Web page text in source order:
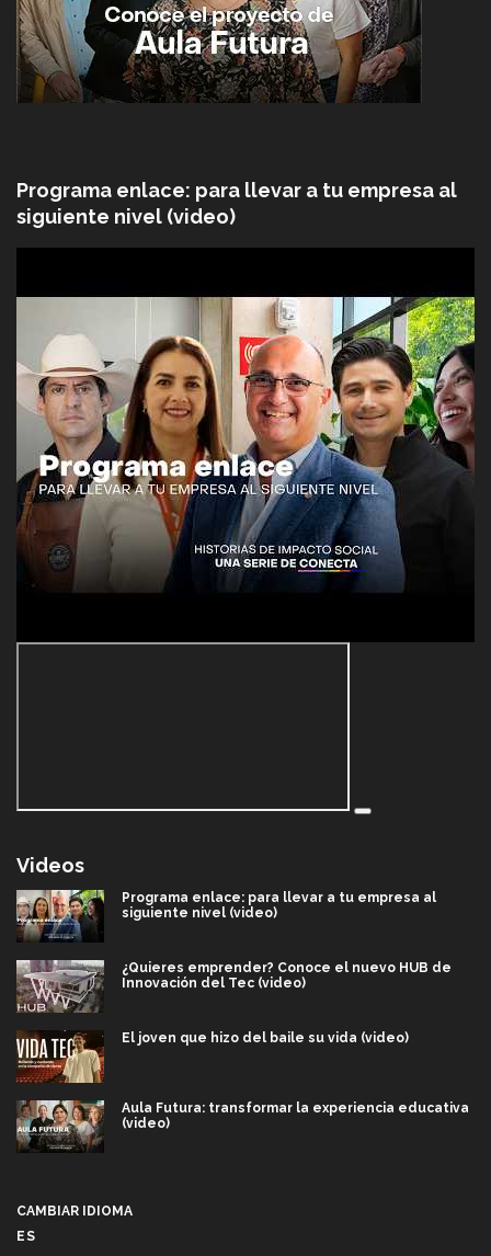
Programa enlace: para llevar a tu empresa al
siguiente nivel (video)
Videos
Programa enlace: para llevar a tu empresa al
siguiente nivel (video)
¿Quieres emprender? Conoce el nuevo HUB de
Innovación del Tec (video)
El joven que hizo del baile su vida (video)
Aula Futura: transformar la experiencia educativa
(video)
CAMBIAR IDIOMA
ES